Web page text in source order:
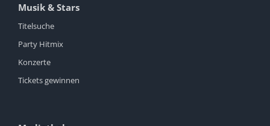
Musik & Stars
Titelsuche
Party Hitmix
Konzerte
Tickets gewinnen